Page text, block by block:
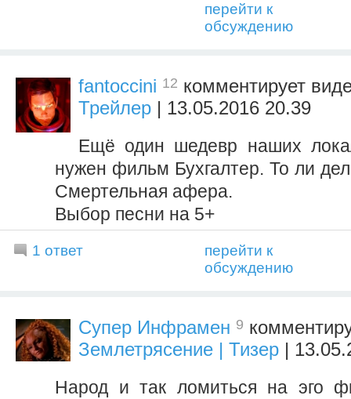
перейти к
обсуждению
fantoccini 12 комментирует
Трейлер | 13.05.2016 20.39
Ещё один шедевр наших
нужен фильм Бухгалтер. То ли
Смертельная афера.
Выбор песни на 5+
1 ответ
перейти к
обсуждению
Супер Инфрамен 9
Землетрясение | Тизер |
Народ и так ломиться на эго